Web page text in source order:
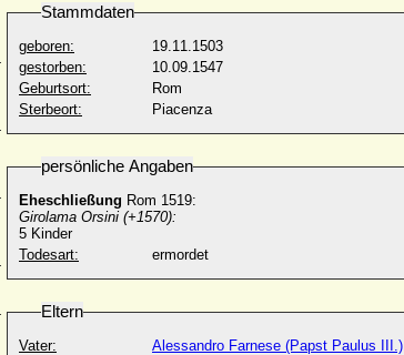
Stammdaten
geboren:
19.11.1503
gestorben:
10.09.1547
Geburtsort:
Rom
Sterbeort:
Piacenza
persönliche Angaben
Eheschließung Rom 1519:
Girolama Orsini (+1570):
5 Kinder
Todesart:
ermordet
Eltern
Vater:
Alessandro Farnese (Papst Paulus III.)